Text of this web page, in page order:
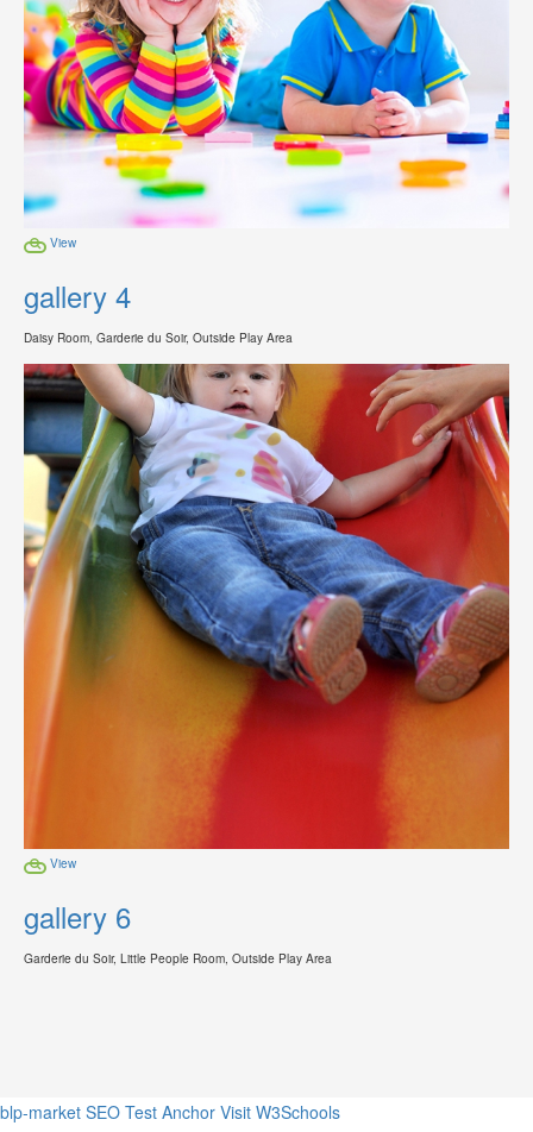
View
gallery 4
Daisy Room, Garderie du Soir, Outside Play Area
View
gallery 6
Garderie du Soir, Little People Room, Outside Play Area
blp-market SEO Test Anchor Visit W3Schools